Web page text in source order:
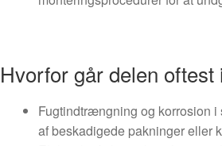
Hvorfor går delen oftest
Fugtindtrængning og korrosion
af beskadigede pakninger eller